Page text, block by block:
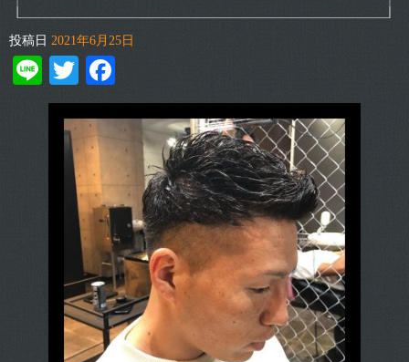
投稿日 2021年6月25日
LineTwitter